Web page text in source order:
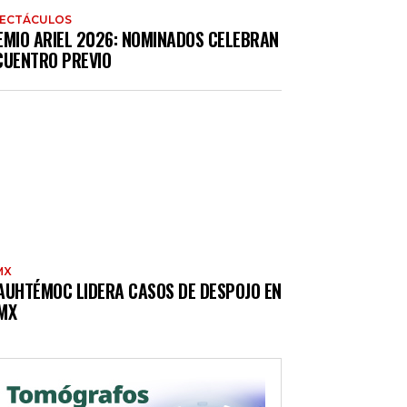
ARIEL 2026: NOMINADOS CELEBRAN
PREVIO
LIDERA CASOS DE DESPOJO EN